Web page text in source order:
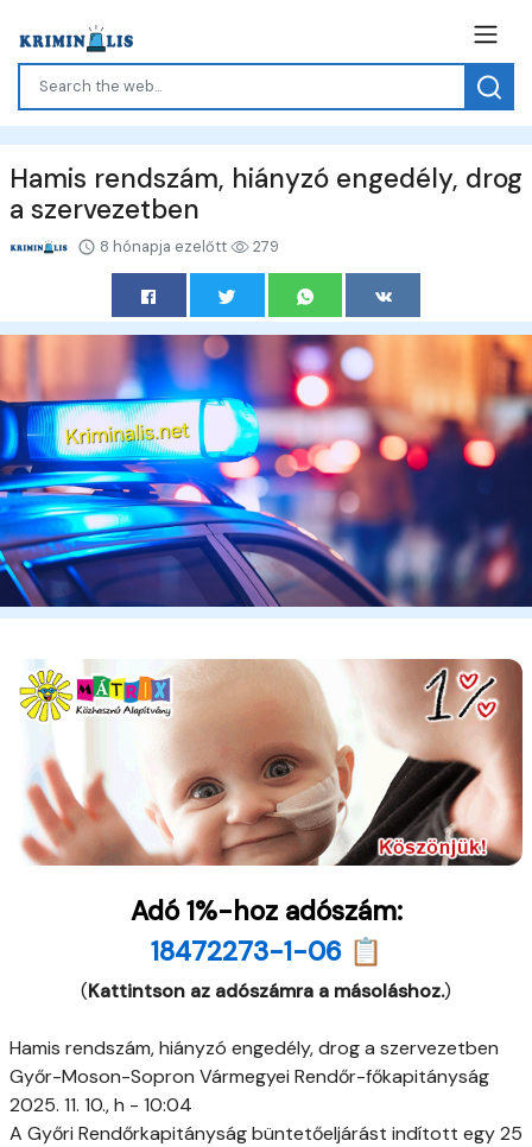
Hamis rendszám, hiányzó engedély, drog
a szervezetben
8 hónapja ezelőtt 279
Adó 1%-hoz adószám:
18472273-1-06 📋
(Kattintson az adószámra a másoláshoz.)
Hamis rendszám, hiányzó engedély, drog a szervezetben
Győr-Moson-Sopron Vármegyei Rendőr-főkapitányság
2025. 11. 10., h - 10:04
A Győri Rendőrkapitányság büntetőeljárást indított egy 25